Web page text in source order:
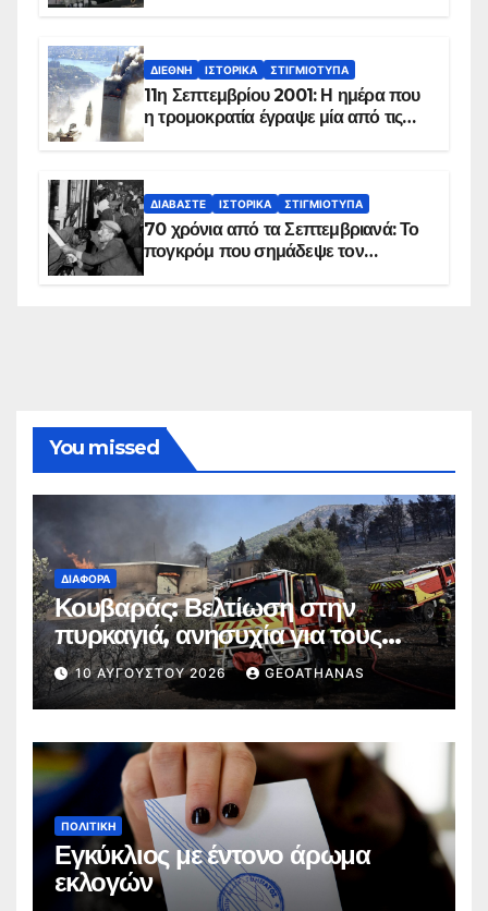
ΔΙΕΘΝΉ ΙΣΤΟΡΙΚΆ ΣΤΙΓΜΙΌΤΥΠΑ
11η Σεπτεμβρίου 2001: Η ημέρα που
η τρομοκρατία έγραψε μία από τις
ΔΙΑΒΆΣΤΕ ΙΣΤΟΡΙΚΆ ΣΤΙΓΜΙΌΤΥΠΑ
70 χρόνια από τα Σεπτεμβριανά: Το
πογκρόμ που σημάδεψε τον
You missed
ΔΙΆΦΟΡΑ
Κουβαράς: Βελτίωση στην
πυρκαγιά, ανησυχία για τους
ανέμους
10 ΑΥΓΟΎΣΤΟΥ 2026 GEOATHANAS
ΠΟΛΙΤΙΚΉ
Εγκύκλιος με έντονο άρωμα
εκλογών